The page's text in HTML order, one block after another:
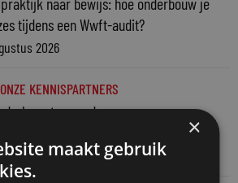
tijdens een Wwft-audit?
2026
KENNISPARTNERS
zegt meer dan urennormen
×
maakt gebruik